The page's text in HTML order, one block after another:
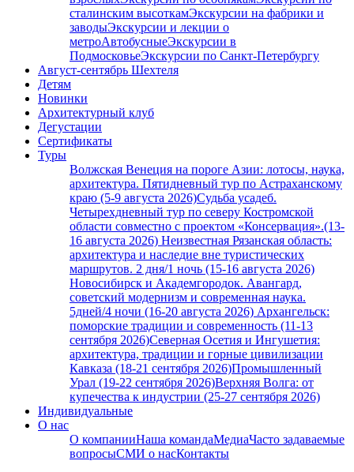
сталинским высоткамЭкскурсии на фабрики и
заводыЭкскурсии и лекции о
метроАвтобусныеЭкскурсии в
ПодмосковьеЭкскурсии по Санкт-Петербургу
Август-сентябрь Шехтеля
Детям
Новинки
Архитектурный клуб
Дегустации
Сертификаты
Туры
Волжская Венеция на пороге Азии: лотосы, наука,
архитектура. Пятидневный тур по Астраханскому
краю (5-9 августа 2026)Судьба усадеб.
Четырехдневный тур по северу Костромской
области совместно с проектом «Консервация».(13-
16 августа 2026) Неизвестная Рязанская область:
архитектура и наследие вне туристических
маршрутов. 2 дня/1 ночь (15-16 августа 2026)
Новосибирск и Академгородок. Авангард,
советский модернизм и современная наука.
5дней/4 ночи (16-20 августа 2026) Архангельск:
поморские традиции и современность (11-13
сентября 2026)Северная Осетия и Ингушетия:
архитектура, традиции и горные цивилизации
Кавказа (18-21 сентября 2026)Промышленный
Урал (19-22 сентября 2026)Верхняя Волга: от
купечества к индустрии (25-27 сентября 2026)
Индивидуальные
О нас
О компанииНаша командаМедиаЧасто задаваемые
вопросыСМИ о насКонтакты